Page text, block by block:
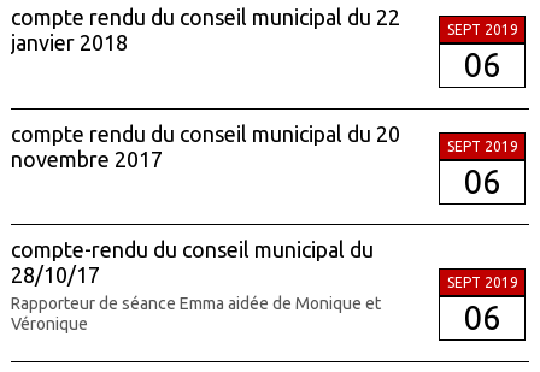
compte rendu du conseil municipal du 22
janvier 2018
SEPT 2019
06
compte rendu du conseil municipal du 20
novembre 2017
SEPT 2019
06
compte-rendu du conseil municipal du
28/10/17
Rapporteur de séance Emma aidée de Monique et
Véronique
SEPT 2019
06